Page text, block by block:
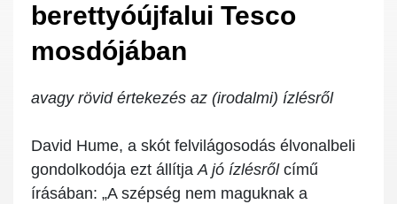
berettyóújfalui Tesco
mosdójában
avagy rövid értekezés az (irodalmi) ízlésről
David Hume, a skót felvilágosodás élvonalbeli
gondolkodója ezt állítjaA jó ízlésrőlcímű
írásában: „A szépség nem maguknak a